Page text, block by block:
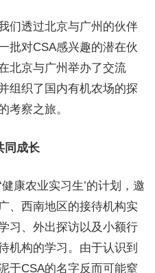
们透过北京与广州的伙伴
批对CSA感兴趣的潜在伙
北京与广州举办了交流
组织了国内有机农场的探
考察之旅。
同成长
康农业实习生’的计划，邀
、西南地区的接待机构实
习、外出探访以及小额行
机构的学习。由于认识到
于CSA的名字反而可能窒